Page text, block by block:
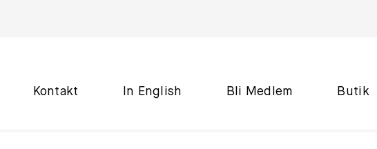
Kontakt In English Bli Medlem Butik